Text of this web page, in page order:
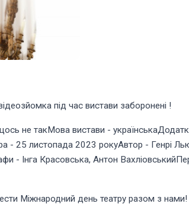
під час вистави заборонені !
не такМова вистави -
- 25 листопада 2023 рокуАвтор - Генрі
- Інга Красовська, Антон
Міжнародний день театру разом з нами!